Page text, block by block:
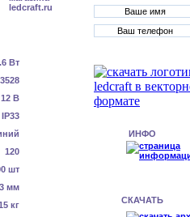
Вт
3528
12 В
IP33
120
шт
мм
кг
ИНФО
СКАЧАТЬ